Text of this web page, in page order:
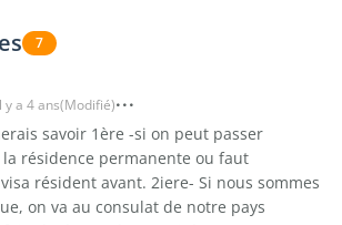
7
y a 4 ans(Modifié)
savoir 1ère -si on peut passer
résidence permanente ou faut
résident avant. 2iere- Si nous sommes
on va au consulat de notre pays